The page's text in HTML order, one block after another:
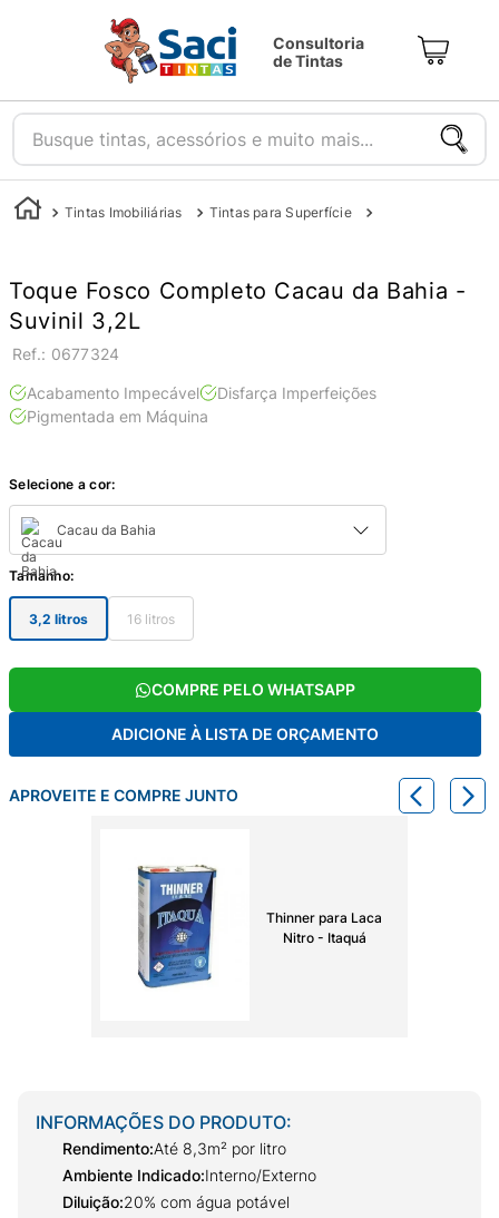
Consultoria
de Tintas
Busque tintas, acessórios e muito mais...
Tintas Imobiliárias Tintas para Superfície
Toque Fosco Completo Cacau da Bahia -
Suvinil 3,2L
: 0677324
Acabamento Impecável
Disfarça Imperfeições
Pigmentada em Máquina
Selecione a cor:
Cacau da Bahia
Tamanho:
3,2 litros 16 litros
COMPRE PELO WHATSAPP
ADICIONE À LISTA DE ORÇAMENTO
APROVEITE E COMPRE JUNTO
Thinner para Laca
Nitro - Itaquá
INFORMAÇÕES DO PRODUTO:
Rendimento:Até 8,3m² por litro
Ambiente Indicado:Interno/Externo
Diluição:20% com água potável